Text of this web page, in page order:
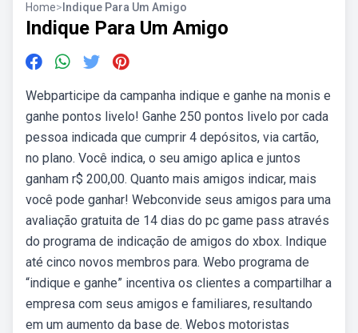
Home> Indique Para Um Amigo
Indique Para Um Amigo
Webparticipe da campanha indique e ganhe na monis e
ganhe pontos livelo! Ganhe 250 pontos livelo por cada
pessoa indicada que cumprir 4 depósitos, via cartão,
no plano. Você indica, o seu amigo aplica e juntos
ganham r$ 200,00. Quanto mais amigos indicar, mais
você pode ganhar! Webconvide seus amigos para uma
avaliação gratuita de 14 dias do pc game pass através
do programa de indicação de amigos do xbox. Indique
até cinco novos membros para. Webo programa de
“indique e ganhe” incentiva os clientes a compartilhar a
empresa com seus amigos e familiares, resultando
em um aumento da base de. Webos motoristas